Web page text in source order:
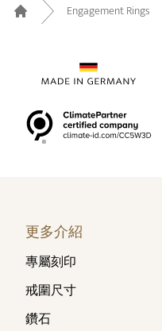
Home
Engagement Rings
更多介紹
專屬刻印
戒圍尺寸
鑽石